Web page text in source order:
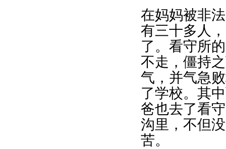
在妈妈被非
有三十多人
了。看守所
不走，僵持
气，并气急
了学校。其
爸也去了看
沟里，不但
苦。